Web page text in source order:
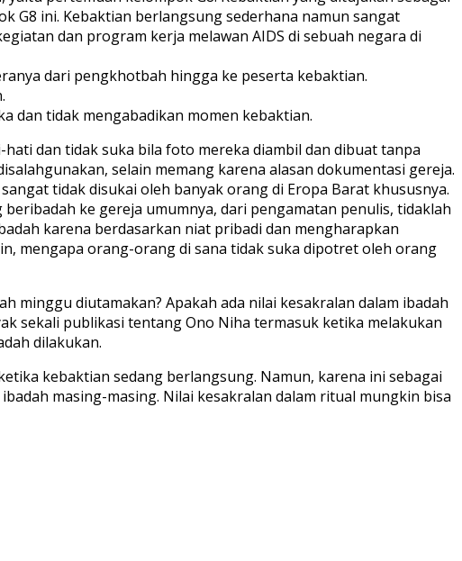
G8 ini. Kebaktian berlangsung sederhana namun sangat
dan program kerja melawan AIDS di sebuah negara di
dari pengkhotbah hingga ke peserta kebaktian.
dan tidak mengabadikan momen kebaktian.
dan tidak suka bila foto mereka diambil dan dibuat tanpa
selain memang karena alasan dokumentasi gereja.
tidak disukai oleh banyak orang di Eropa Barat khususnya.
ke gereja umumnya, dari pengamatan penulis, tidaklah
karena berdasarkan niat pribadi dan mengharapkan
mengapa orang-orang di sana tidak suka dipotret oleh orang
minggu diutamakan? Apakah ada nilai kesakralan dalam ibadah
sekali publikasi tentang Ono Niha termasuk ketika melakukan
dilakukan.
kebaktian sedang berlangsung. Namun, karena ini sebagai
masing-masing. Nilai kesakralan dalam ritual mungkin bisa